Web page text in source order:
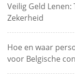
Veilig Geld
Zekerheid
Hoe en waar
voor Belgische